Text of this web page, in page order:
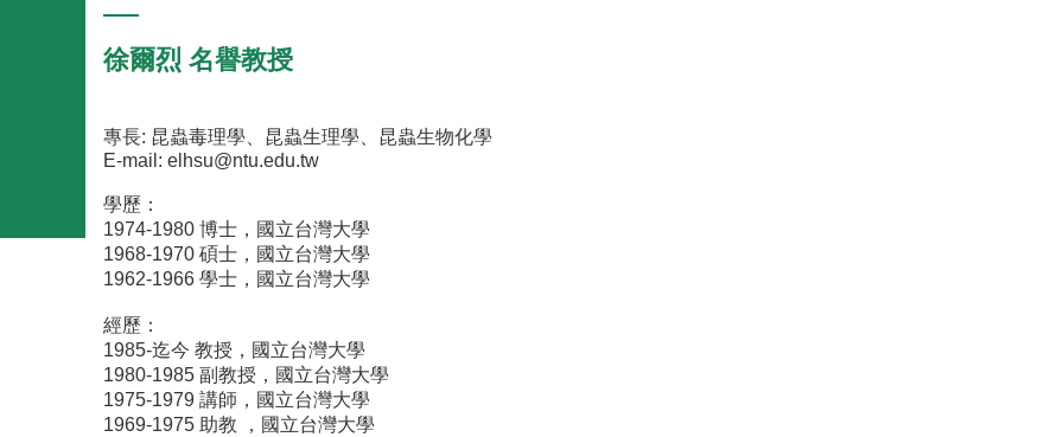
徐爾烈 名譽教授
專長: 昆蟲毒理學、昆蟲生理學、昆蟲生物化學
E-mail: elhsu@ntu.edu.tw
學歷：
1974-1980 博士，國立台灣大學
1968-1970 碩士，國立台灣大學
1962-1966 學士，國立台灣大學
經歷：
1985-迄今 教授，國立台灣大學
1980-1985 副教授，國立台灣大學
1975-1979 講師，國立台灣大學
1969-1975 助教 ，國立台灣大學